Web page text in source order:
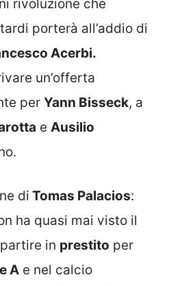
rivoluzione che
porterà all’addio di
Acerbi.
un’offerta
per Yann Bisseck, a
e Ausilio
di Tomas Palacios:
ha quasi mai visto il
in prestito per
A e nel calcio